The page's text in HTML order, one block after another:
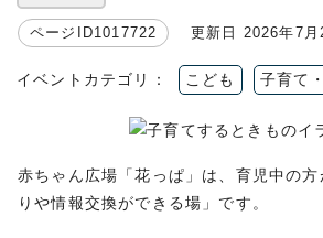
ページID1017722 更新日 2026年7月
イベントカテゴリ： こども 子育て
赤ちゃん広場「花っぱ」は、育児中の
りや情報交換ができる場」です。